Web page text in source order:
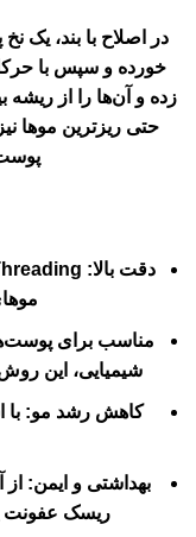
در اصلاح با بند، یک
خورده و سپس با
زده و آن‌ها را از
حتی ریزترین موها
دقت بالا
مناسب برای
شیمیایی، این
کاهش رشد مو:
بهداشتی و ایمن: از
ریسک عفونت